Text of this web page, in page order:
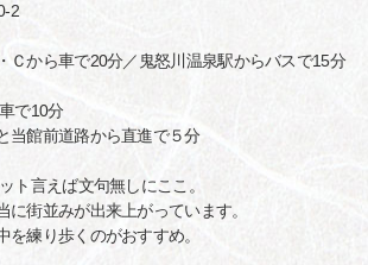
2
Ｃから車で20分／鬼怒川温泉駅からバスで15分
車で10分
当館前道路から直進で５分
ト言えば文句無しにここ。
に街並みが出来上がっています。
練り歩くのがおすすめ。